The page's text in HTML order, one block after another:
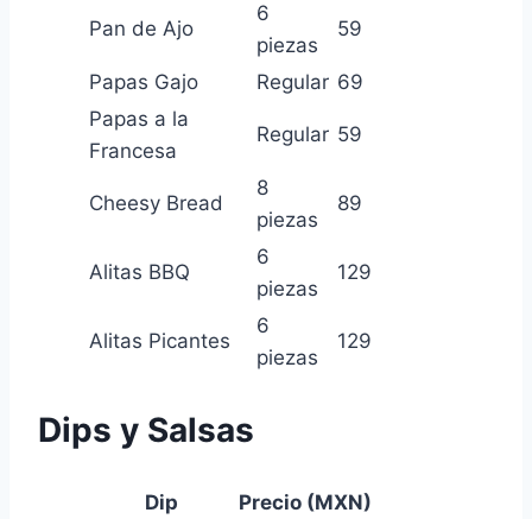
Pan de Ajo
6
piezas
59
Papas Gajo Regular 69
Papas a la
Francesa
Regular 59
Cheesy Bread
8
piezas
89
Alitas BBQ
6
piezas
129
Alitas Picantes
6
piezas
129
Dips y Salsas
Dip
Precio (MXN)